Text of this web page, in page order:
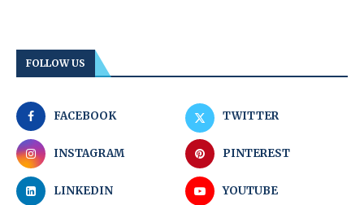
FOLLOW US
FACEBOOK TWITTER
INSTAGRAM PINTEREST
LINKEDIN YOUTUBE